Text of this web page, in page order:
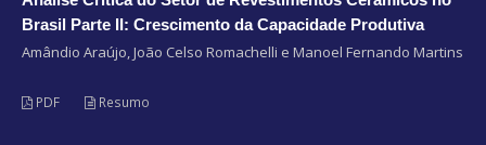
Brasil Parte II: Crescimento da Capacidade Produtiva
Amândio Araújo, João Celso Romachelli e Manoel Fernando Martins
PDF Resumo